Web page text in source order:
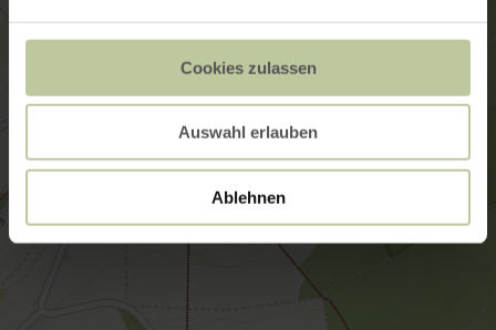
Cookies zulassen
Auswahl erlauben
Ablehnen